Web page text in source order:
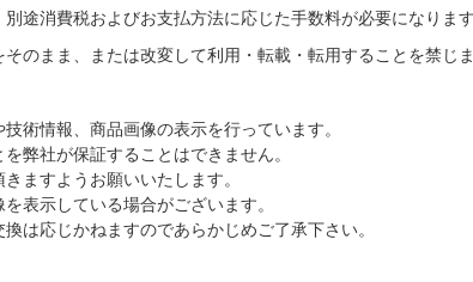
途消費税およびお支払方法に応じた手数料が必要になります
のまま、または改変して利用・転載・転用することを禁じま
術情報、商品画像の表示を行っています。
弊社が保証することはできません。
ますようお願いいたします。
表示している場合がございます。
は応じかねますのであらかじめご了承下さい。